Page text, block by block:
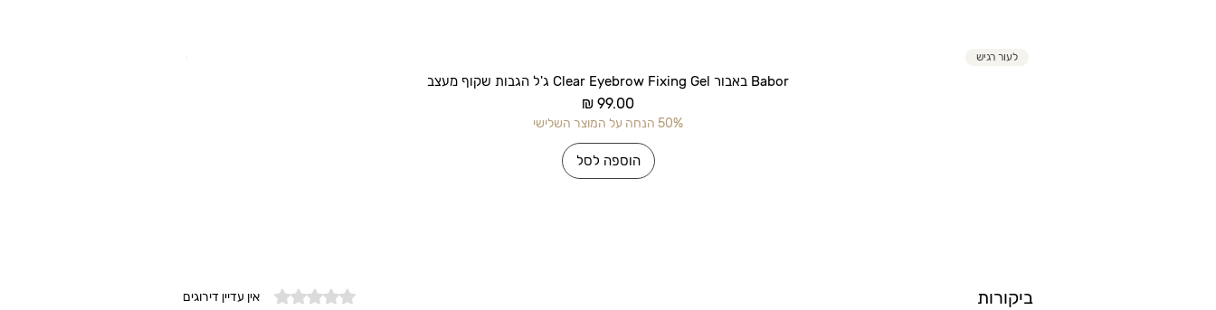
לעור רגיש
Babor באבור Clear Eyebrow Fixing Gel ג'ל הגבות שקוף מעצב
מחיר
50% הנחה על המוצר השלישי
הוספה לסל
ביקורות דירוג של 0 מתוך 5 כוכבים אין עדיין דירוגים